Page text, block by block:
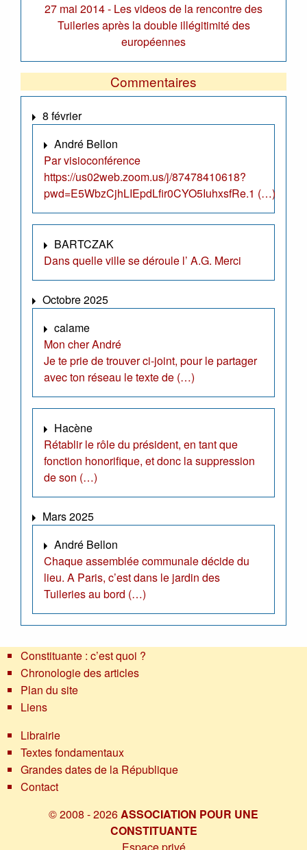
27 mai 2014 - Les videos de la rencontre des
Tuileries après la double illégitimité des
européennes
Commentaires
8 février
André Bellon
Par visioconférence
https://us02web.zoom.us/j/87478410618?
pwd=E5WbzCjhLIEpdLfir0CYO5IuhxsfRe.1 (…)
BARTCZAK
Dans quelle ville se déroule l’ A.G. Merci
Octobre 2025
calame
Mon cher André
Je te prie de trouver ci-joint, pour le partager
avec ton réseau le texte de (…)
Hacène
Rétablir le rôle du président, en tant que
fonction honorifique, et donc la suppression
de son (…)
Mars 2025
André Bellon
Chaque assemblée communale décide du
lieu. A Paris, c’est dans le jardin des
Tuileries au bord (…)
Constituante : c’est quoi ?
Chronologie des articles
Plan du site
Liens
Librairie
Textes fondamentaux
Grandes dates de la République
Contact
© 2008 - 2026ASSOCIATION POUR UNE
CONSTITUANTE